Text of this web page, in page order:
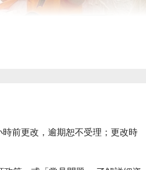
前更改，逾期恕不受理；更改時